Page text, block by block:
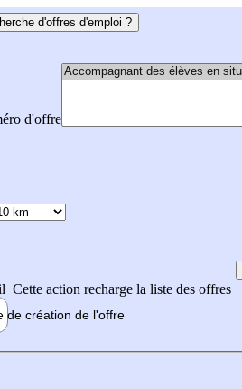
d'offres d'emploi ?
d'offre
Cette action recharge la liste des offres
de création de l'offre